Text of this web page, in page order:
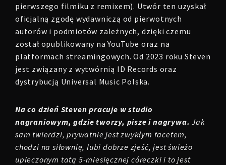
pierwszego filmiku z remixem). Utwór ten uzyskał
oficjalną zgodę wydawniczą od pierwotnych
autorów i podmiotów zależnych, dzięki czemu
został opublikowany na YouTube oraz na
platformach streamingowych. Od 2023 roku Steven
jest związany z wytwórnią ID Records oraz
dystrybucją Universal Music Polska.
Na co dzień Steven pracuje w studio
nagraniowym, gdzie tworzy, pisze i nagrywa. Jak
sam twierdzi, prywatnie jest zwykłym facetem,
chodzi na siłownię, lubi dobrze zjeść, jest świeżo
upieczonym tatą 5-miesięcznej córeczki i to jest